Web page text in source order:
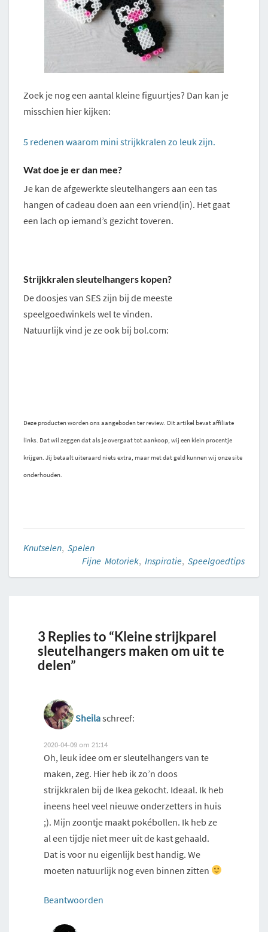
Zoek je nog een aantal kleine figuurtjes? Dan kan je
misschien hier kijken:
5 redenen waarom mini strijkkralen zo leuk zijn.
Wat doe je er dan mee?
Je kan de afgewerkte sleutelhangers aan een tas
hangen of cadeau doen aan een vriend(in). Het gaat
een lach op iemand’s gezicht toveren.
Strijkkralen sleutelhangers kopen?
De doosjes van SES zijn bij de meeste
speelgoedwinkels wel te vinden.
Natuurlijk vind je ze ook bij bol.com:
Deze producten worden ons aangeboden ter review. Dit artikel bevat affiliate
links. Dat wil zeggen dat als je overgaat tot aankoop, wij een klein procentje
krijgen. Jij betaalt uiteraard niets extra, maar met dat geld kunnen wij onze site
onderhouden.
Knutselen, Spelen
Fijne Motoriek, Inspiratie, Speelgoedtips
3 Replies to “Kleine strijkparel
sleutelhangers maken om uit te
delen”
Sheilaschreef:
2020-04-09 om 21:14
Oh, leuk idee om er sleutelhangers van te
maken, zeg. Hier heb ik zo’n doos
strijkkralen bij de Ikea gekocht. Ideaal. Ik heb
ineens heel veel nieuwe onderzetters in huis
;). Mijn zoontje maakt pokébollen. Ik heb ze
al een tijdje niet meer uit de kast gehaald.
Dat is voor nu eigenlijk best handig. We
moeten natuurlijk nog even binnen zitten
Beantwoorden